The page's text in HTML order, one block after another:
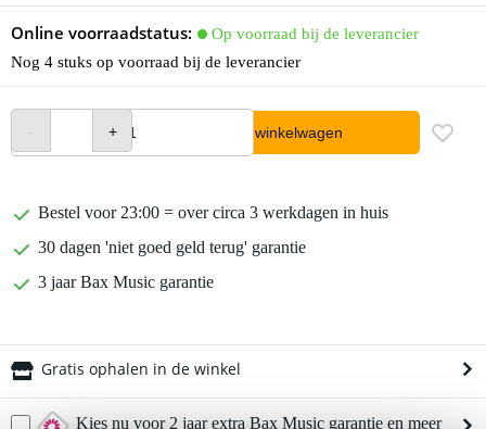
Online voorraadstatus:
Op voorraad bij de leverancier
Nog 4 stuks op voorraad bij de leverancier
In winkelwagen
Bestel voor 23:00 = over circa 3 werkdagen in huis
30 dagen 'niet goed geld terug' garantie
3 jaar Bax Music garantie
Gratis ophalen in de winkel
Kies nu voor 2 jaar extra Bax Music garantie en meer